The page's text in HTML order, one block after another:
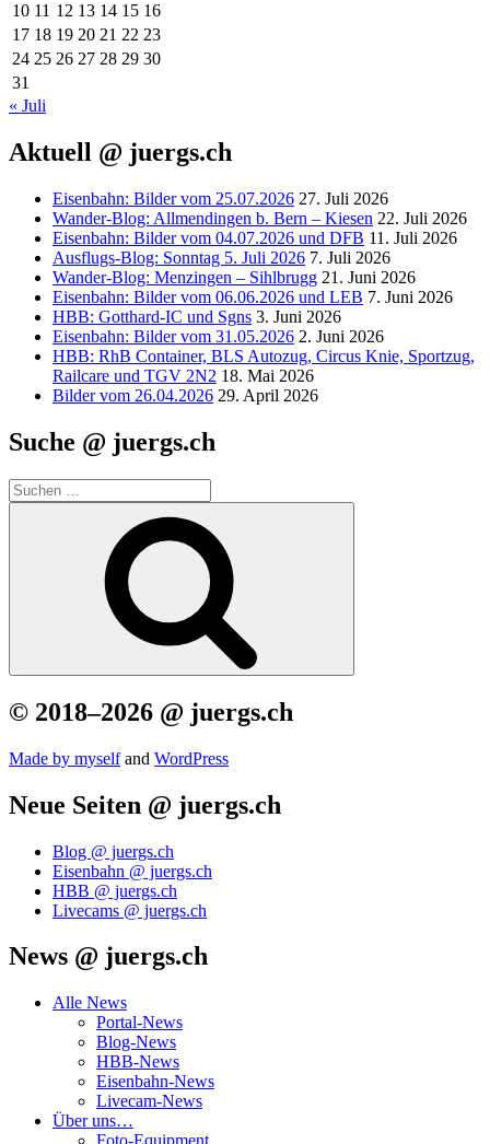
10 11 12 13 14 15 16
17 18 19 20 21 22 23
24 25 26 27 28 29 30
31
« Juli
Aktuell @ juergs.ch
Eisenbahn: Bilder vom 25.07.2026 27. Juli 2026
Wander-Blog: Allmendingen b. Bern – Kiesen 22. Juli 2026
Eisenbahn: Bilder vom 04.07.2026 und DFB 11. Juli 2026
Ausflugs-Blog: Sonntag 5. Juli 2026 7. Juli 2026
Wander-Blog: Menzingen – Sihlbrugg 21. Juni 2026
Eisenbahn: Bilder vom 06.06.2026 und LEB 7. Juni 2026
HBB: Gotthard-IC und Sgns 3. Juni 2026
Eisenbahn: Bilder vom 31.05.2026 2. Juni 2026
HBB: RhB Container, BLS Autozug, Circus Knie, Sportzug,
Railcare und TGV 2N2 18. Mai 2026
Bilder vom 26.04.2026 29. April 2026
Suche @ juergs.ch
Suchen
nach:
© 2018–2026 @ juergs.ch
Made by mys­elfand Word­Press
Neue Seiten @ juergs.ch
Blog @ juergs.ch
Eisenbahn @ juergs.ch
HBB @ juergs.ch
Livecams @ juergs.ch
News @ juergs.ch
Alle News
Portal-News
Blog-News
HBB-News
Eisenbahn-News
Livecam-News
Über uns…